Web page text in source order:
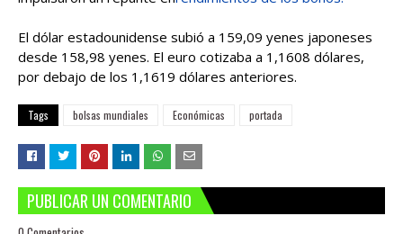
El dólar estadounidense subió a 159,09 yenes japoneses
desde 158,98 yenes. El euro cotizaba a 1,1608 dólares,
por debajo de los 1,1619 dólares anteriores.
Tags bolsas mundiales Económicas portada
PUBLICAR UN COMENTARIO